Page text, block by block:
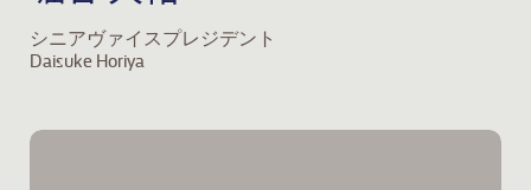
シニアヴァイスプレジデント
Daisuke Horiya